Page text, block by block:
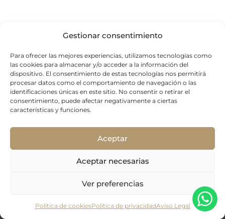
Gestionar consentimiento
Para ofrecer las mejores experiencias, utilizamos tecnologías como
las cookies para almacenar y/o acceder a la información del
dispositivo. El consentimiento de estas tecnologías nos permitirá
procesar datos como el comportamiento de navegación o las
identificaciones únicas en este sitio. No consentir o retirar el
consentimiento, puede afectar negativamente a ciertas
características y funciones.
Aceptar
Aceptar necesarias
Ver preferencias
Política de cookiesPolítica de privacidadAviso Legal